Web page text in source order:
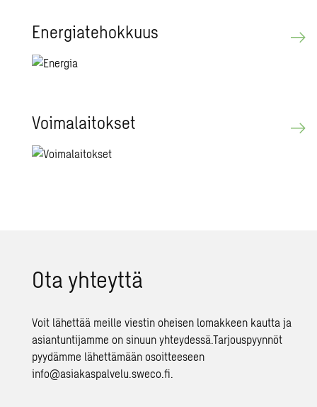
Ener­gia­te­hok­kuus
Voi­ma­lai­tok­set
Ota yh­teyt­tä
Voit lähettää meille viestin oheisen lomakkeen kautta ja
asiantuntijamme on sinuun yhteydessä.Tarjouspyynnöt
pyydämme lähettämään osoitteeseen
info@asiakaspalvelu.sweco.fi.